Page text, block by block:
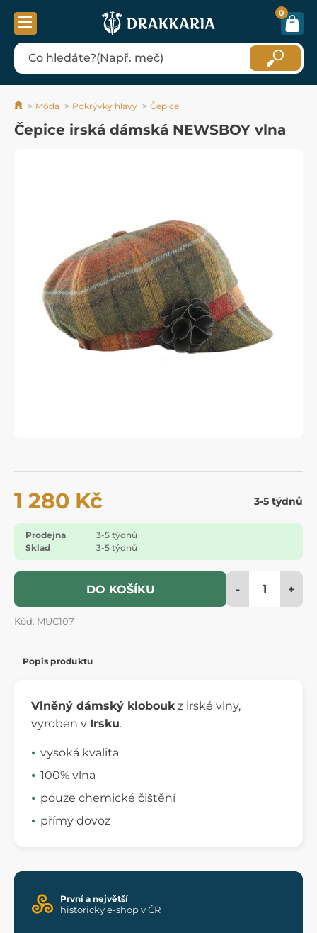
0
Móda Pokrývky hlavy Čepice
Čepice irská dámská NEWSBOY vlna
1 280 Kč 3-5 týdnů
Prodejna
3-5 týdnů
Sklad
3-5 týdnů
DO KOŠÍKU - +
Kód: MUC107
Popis produktu
Vlněný dámský klobouk z irské vlny,
vyroben v Irsku.
vysoká kvalita
100% vlna
pouze chemické čištění
přímý dovoz
První a největší
historický e-shop v ČR